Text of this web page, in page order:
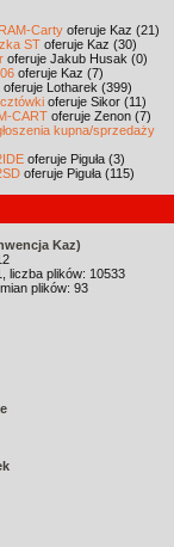
Carty oferuje Kaz (21)
ST oferuje Kaz (30)
oferuje Jakub Husak (0)
oferuje Kaz (7)
oferuje Lotharek (399)
oferuje Sikor (11)
CART oferuje Zenon (7)
kupna/sprzedaży
oferuje Piguła (3)
oferuje Piguła (115)
Kaz)
liczba plików: 10533
plików: 93